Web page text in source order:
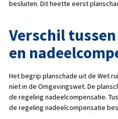
besluiten. Dit heette eerst
Verschil
en
Het begrip planschade uit de Wet
niet in de Omgevingswet. De
de regeling nadeelcompensatie.
de regeling nadeelcompensatie